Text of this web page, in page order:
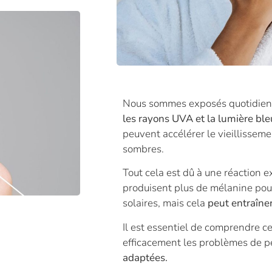
Nous sommes exposés
les rayons UVA et la lumière
peuvent accélérer le
sombres.
Tout cela est dû à une réaction
produisent plus de mélanine
solaires, mais cela peut
Il est essentiel de comprendre
efficacement les problèmes de
adaptées.